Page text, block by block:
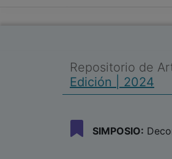
Repositorio de
Edición | 2024
SIMPOSIO: